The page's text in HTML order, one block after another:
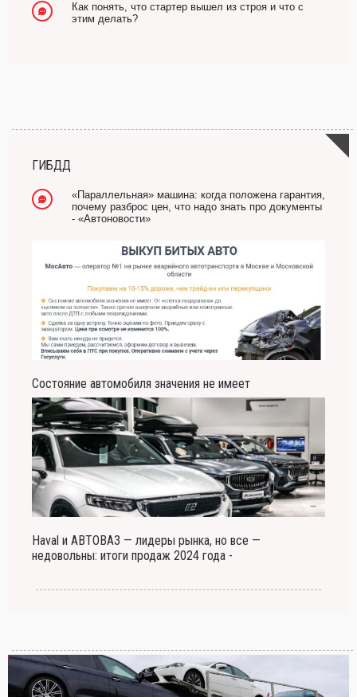
Как понять, что стартер вышел из строя и что с
этим делать?
ГИБДД
«Параллельная» машина: когда положена гарантия,
почему разброс цен, что надо знать про документы
- «Автоновости»
Состояние автомобиля значения не имеет
Haval и АВТОВАЗ — лидеры рынка, но все —
недовольны: итоги продаж 2024 года -